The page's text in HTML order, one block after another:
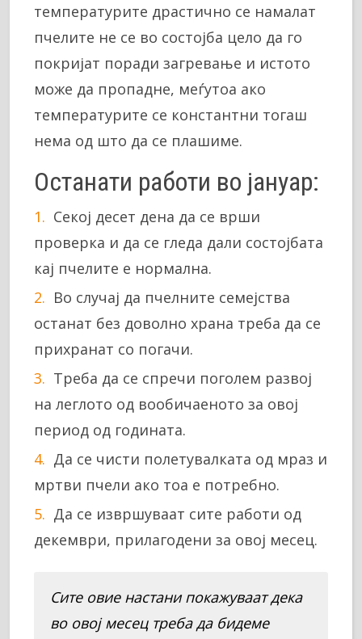
температурите драстично се намалат
пчелите не се во состојба цело да го
покријат поради загревање и истото
може да пропадне, меѓутоа ако
температурите се константни тогаш
нема од што да се плашиме.
Останати работи во јануар:
Секој десет дена да се врши
проверка и да се гледа дали состојбата
кај пчелите е нормална.
Во случај да пчелните семејства
останат без доволно храна треба да се
прихранат со погачи.
Треба да се спречи поголем развој
на леглото од вообичаеното за овој
период од годината.
Да се чисти полетувалката од мраз и
мртви пчели ако тоа е потребно.
Да се извршуваат сите работи од
декември, прилагодени за овој месец.
Сите овие настани покажуваат дека
во овој месец треба да бидеме